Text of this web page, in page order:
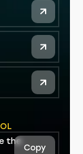
the
Copy